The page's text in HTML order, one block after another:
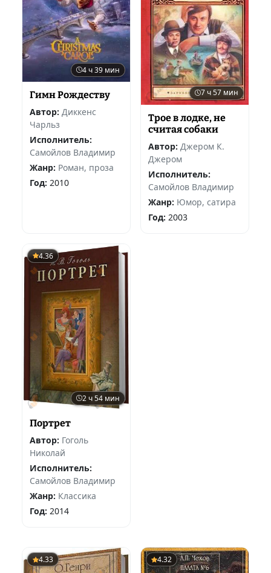
4 ч 39 мин
Гимн Рождеству
Автор: Диккенс
Чарльз
Исполнитель:
Самойлов Владимир
Жанр: Роман, проза
Год: 2010
7 ч 57 мин
Трое в лодке, не
считая собаки
Автор: Джером К.
Джером
Исполнитель:
Самойлов Владимир
Жанр: Юмор, сатира
Год: 2003
4.36
2 ч 54 мин
Портрет
Автор: Гоголь
Николай
Исполнитель:
Самойлов Владимир
Жанр: Классика
Год: 2014
4.33 4.32